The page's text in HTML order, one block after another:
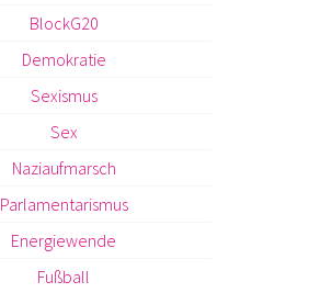
BlockG20
Demokratie
Sexismus
Sex
Naziaufmarsch
Parlamentarismus
Energiewende
Fußball